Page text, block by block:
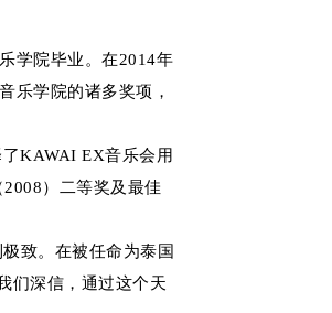
学院毕业。在2014年
乐学院的诸多奖项，
KAWAI EX音乐会用
）二等奖及最佳
致。在被任命为泰国
们深信，通过这个天